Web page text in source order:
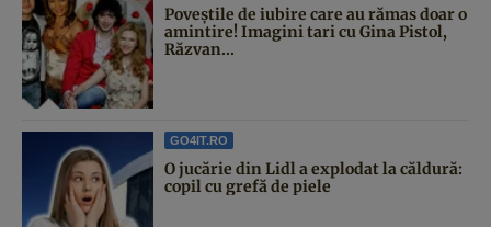
Poveştile de iubire care au rămas doar o
amintire! Imagini tari cu Gina Pistol,
Răzvan...
GO4IT.RO
O jucărie din Lidl a explodat la căldură:
copil cu grefă de piele